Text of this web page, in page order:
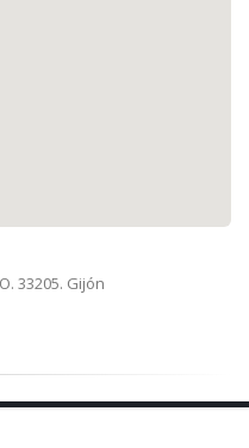
33205. Gijón